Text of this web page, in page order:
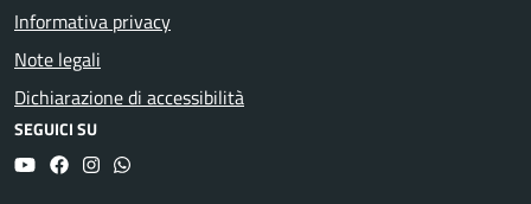
Informativa privacy
Note legali
Dichiarazione di accessibilità
SEGUICI SU
YouTubeFacebookInstagram
Whatsapp